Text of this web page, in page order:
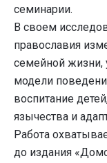
семинарии.
В своем
православия
семейной жизни,
модели
воспитание
язычества и
Работа
до издания